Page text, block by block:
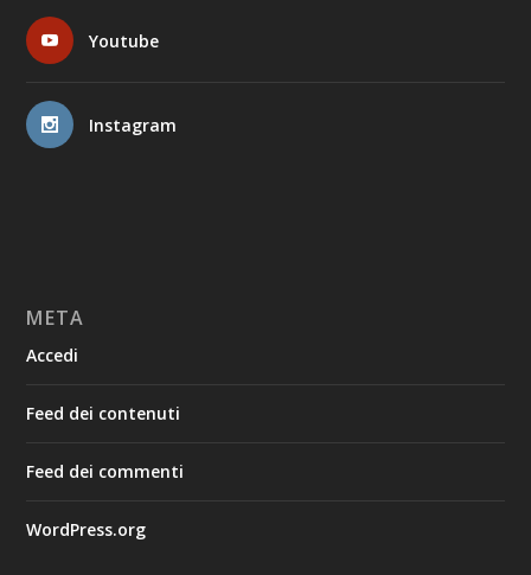
Youtube
Instagram
META
Accedi
Feed dei contenuti
Feed dei commenti
WordPress.org